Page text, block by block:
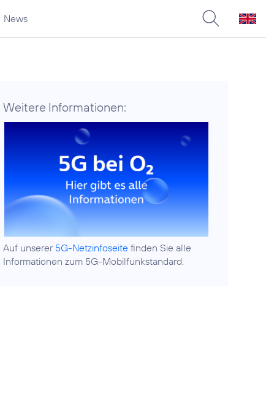
News
Weitere Informationen:
Auf unserer 5G-Netzinfoseite finden Sie alle
Informationen zum 5G-Mobilfunkstandard.